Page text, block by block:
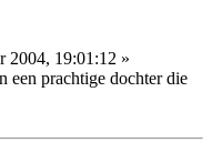
2004, 19:01:12 »
een prachtige dochter die